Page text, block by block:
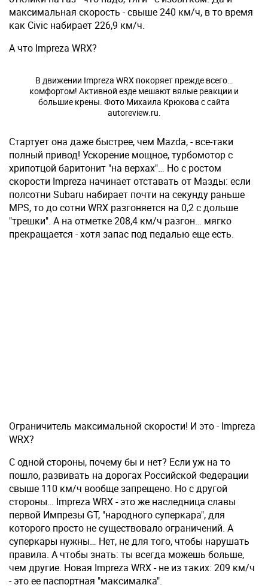
максимальная скорость - свыше 240 км/ч, в то время
как Civic набирает 226,9 км/ч.
А что Impreza WRX?
В движении Impreza WRX покоряет прежде всего…
комфортом! Активной езде мешают вялые реакции и
большие крены. Фото Михаила Крюкова с сайта
autoreview.ru.
Стартует она даже быстрее, чем Mazda, - все-таки
полный привод! Ускорение мощное, турбомотор с
хрипотцой баритонит "на верхах"… Но с ростом
скорости Impreza начинает отставать от Мазды: если
полсотни Subaru набирает почти на секунду раньше
MPS, то до сотни WRX разгоняется на 0,2 с дольше
"трешки". А на отметке 208,4 км/ч разгон… мягко
прекращается - хотя запас под педалью еще есть.
Ограничитель максимальной скорости! И это - Impreza
WRX?
С одной стороны, почему бы и нет? Если уж на то
пошло, развивать на дорогах Российской Федерации
свыше 110 км/ч вообще запрещено. Но с другой
стороны… Impreza WRX - это же наследница славы
первой Импрезы GT, "народного суперкара", для
которого просто не существовало ограничений. А
суперкары нужны… Нет, не для того, чтобы нарушать
правила. А чтобы знать: ты всегда можешь больше,
чем другие. Новая Impreza WRX - не из таких: 209 км/ч
- это ее паспортная "максималка".